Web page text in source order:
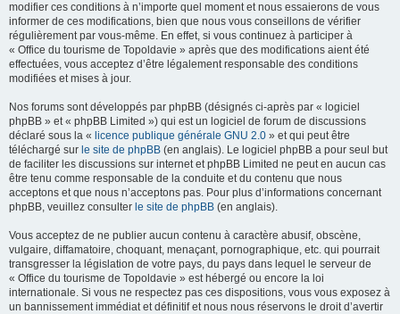
modifier ces conditions à n’importe quel moment et nous essaierons de vous
informer de ces modifications, bien que nous vous conseillons de vérifier
régulièrement par vous-même. En effet, si vous continuez à participer à
« Office du tourisme de Topoldavie » après que des modifications aient été
effectuées, vous acceptez d’être légalement responsable des conditions
modifiées et mises à jour.
Nos forums sont développés par phpBB (désignés ci-après par « logiciel
phpBB » et « phpBB Limited ») qui est un logiciel de forum de discussions
déclaré sous la « licence publique générale GNU 2.0 » et qui peut être
téléchargé sur le site de phpBB (en anglais). Le logiciel phpBB a pour seul but
de faciliter les discussions sur internet et phpBB Limited ne peut en aucun cas
être tenu comme responsable de la conduite et du contenu que nous
acceptons et que nous n’acceptons pas. Pour plus d’informations concernant
phpBB, veuillez consulter le site de phpBB (en anglais).
Vous acceptez de ne publier aucun contenu à caractère abusif, obscène,
vulgaire, diffamatoire, choquant, menaçant, pornographique, etc. qui pourrait
transgresser la législation de votre pays, du pays dans lequel le serveur de
« Office du tourisme de Topoldavie » est hébergé ou encore la loi
internationale. Si vous ne respectez pas ces dispositions, vous vous exposez à
un bannissement immédiat et définitif et nous nous réservons le droit d’avertir